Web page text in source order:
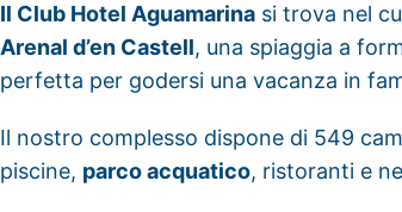
Il Club Hotel Aguamarina si trova nel
Arenal d’en Castell, una spiaggia a
perfetta per godersi una vacanza in
Il nostro complesso dispone di 549
piscine, parco acquatico, ristoranti e